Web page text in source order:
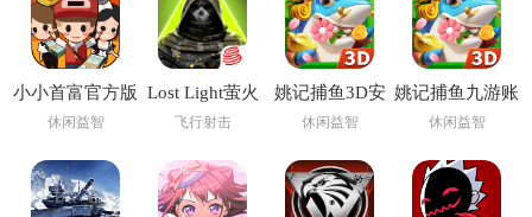
小小首富官方版
休闲益智
Lost Light萤火
突击手游下载国
飞行射击
姚记捕鱼3D安
卓版正版手游
休闲益智
姚记捕鱼九游账
号登录版本
休闲益智